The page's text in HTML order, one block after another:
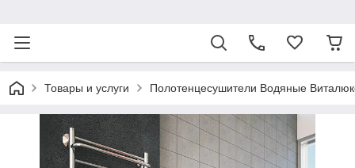
Товары и услуги Полотенцесушители Водяные